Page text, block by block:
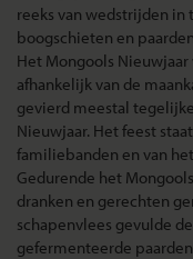
reeks van wedstrijden
boogschieten en
Het Mongools Nieuwjaar
afhankelijk van de
gevierd meestal
Nieuwjaar. Het feest
familiebanden en van
Gedurende het
dranken en gerechten
schapenvlees gevulde
gefermenteerde